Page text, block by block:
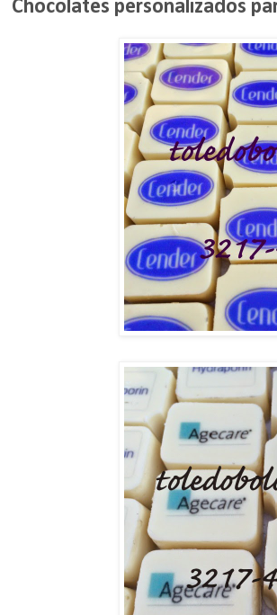
Chocolates personalizados